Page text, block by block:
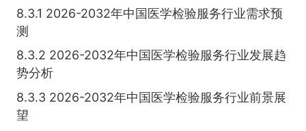
8.3.1 2026-2032年中国医学检验服务行业需求预
测
8.3.2 2026-2032年中国医学检验服务行业发展趋
势分析
8.3.3 2026-2032年中国医学检验服务行业前景展
望